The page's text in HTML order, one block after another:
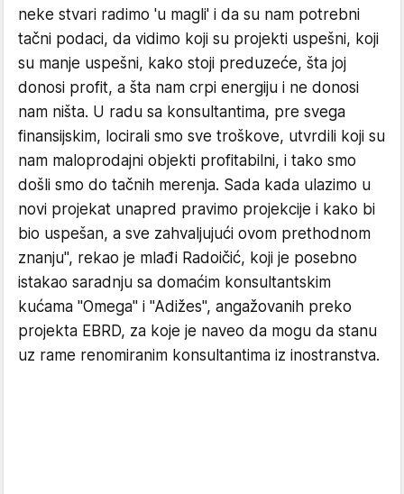
neke stvari radimo 'u magli' i da su nam potrebni
tačni podaci, da vidimo koji su projekti uspešni, koji
su manje uspešni, kako stoji preduzeće, šta joj
donosi profit, a šta nam crpi energiju i ne donosi
nam ništa. U radu sa konsultantima, pre svega
finansijskim, locirali smo sve troškove, utvrdili koji su
nam maloprodajni objekti profitabilni, i tako smo
došli smo do tačnih merenja. Sada kada ulazimo u
novi projekat unapred pravimo projekcije i kako bi
bio uspešan, a sve zahvaljujući ovom prethodnom
znanju", rekao je mlađi Radoičić, koji je posebno
istakao saradnju sa domaćim konsultantskim
kućama "Omega" i "Adižes", angažovanih preko
projekta EBRD, za koje je naveo da mogu da stanu
uz rame renomiranim konsultantima iz inostranstva.